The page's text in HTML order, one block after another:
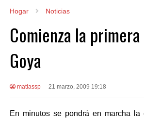
Hogar Noticias
Comienza la
Goya
matiassp 21 marzo, 2009 19:18
En minutos se pondrá en marcha la